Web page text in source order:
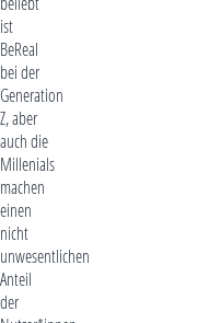
ist
BeReal
bei der
Generation
Z, aber
auch die
Millenials
machen
einen
nicht
unwesentlichen
Anteil
der